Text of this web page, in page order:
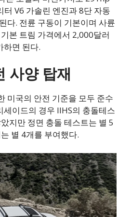
터 V6 가솔린 엔진과 8단 자동
다. 전륜 구동이 기본이며 사륜
본 트림 가격에서 2,000달러
하면 된다.
사양 탑재
미국의 안전 기준을 모두 준수
이드의 경우 IIHS의 충돌테스
지만 정면 충돌 테스트는 별 5
별 4개를 부여했다.